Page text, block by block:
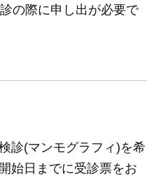
の際に申し出が必要で
診(マンモグラフィ)を希
始日までに受診票をお